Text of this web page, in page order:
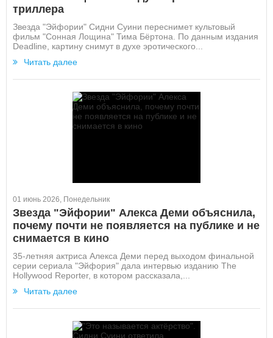
триллера
Звезда "Эйфории" Сидни Суини переснимет культовый
фильм "Сонная Лощина" Тима Бёртона. По данным издания
Deadline, картину снимут в духе эротического...
Читать далее
01 июнь 2026, Понедельник
Звезда "Эйфории" Алекса Деми объяснила,
почему почти не появляется на публике и не
снимается в кино
35-летняя актриса Алекса Деми перед выходом финальной
серии сериала "Эйфория" дала интервью изданию The
Hollywood Reporter, в котором рассказала,...
Читать далее